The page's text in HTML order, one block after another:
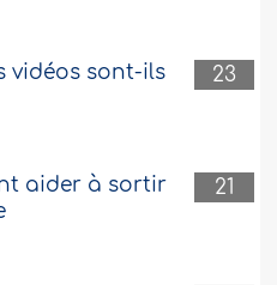
23
vidéos sont-ils
21
aider à sortir